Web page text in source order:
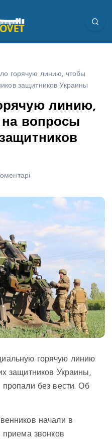
горячую линию, чтобы
защитников Украины
линию,
на вопросы
горячую линию
защитников Украины,
без вести. Об
начали в
звонков